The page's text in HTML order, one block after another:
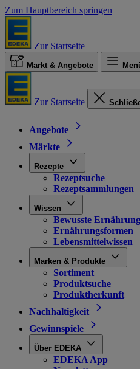
Zum Hauptbereich springen
Zur Startseite
Markt & Angebote
Zur Startseite
Angebote
Märkte
Rezepte
Rezeptsuche
Rezeptsammlungen
Wissen
Bewusste Ernährung
Ernährungsformen
Lebensmittelwissen
Marken & Produkte
Sortiment
Produktsuche
Produktherkunft
Nachhaltigkeit
Gewinnspiele
Über EDEKA
EDEKA App